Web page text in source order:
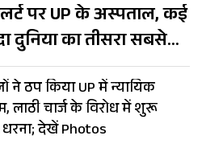
पर UP के अस्पताल, कई
दुनिया का तीसरा सबसे
ने ठप किया UP में न्यायिक
लाठी चार्ज के विरोध में शुरू
देखें Photos